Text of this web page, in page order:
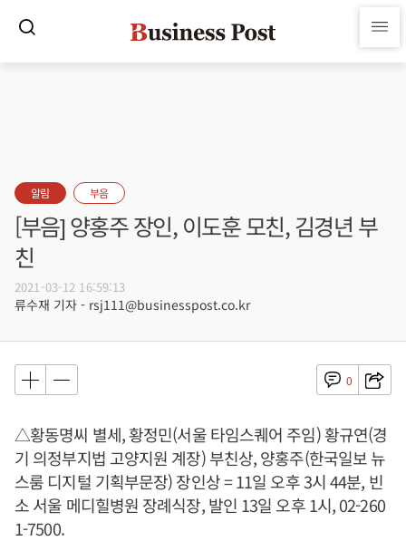
알림 부음
[부음] 양홍주 장인, 이도훈 모친, 김경년 부
친
2021-03-12 16:59:13
류수재 기자 - rsj111@businesspost.co.kr
0
△황동명씨 별세, 황정민(서울 타임스퀘어 주임) 황규연(경
기 의정부지법 고양지원 계장) 부친상, 양홍주(한국일보 뉴
스룸 디지털 기획부문장) 장인상 = 11일 오후 3시 44분, 빈
소 서울 메디힐병원 장례식장, 발인 13일 오후 1시, 02-260
1-7500.